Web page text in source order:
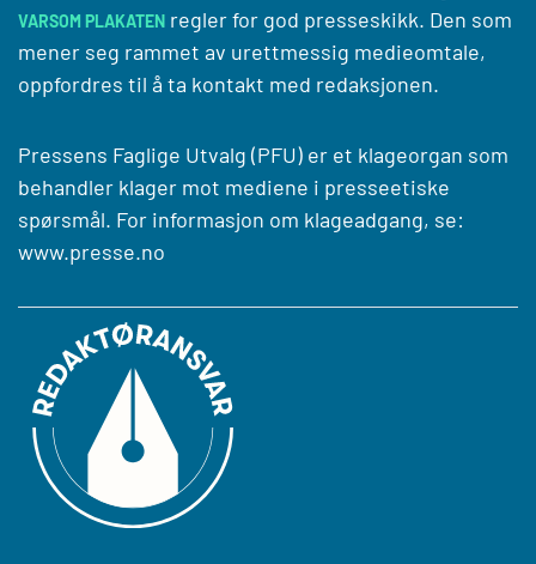
VARSOM PLAKATEN regler for god presseskikk. Den som
mener seg rammet av urettmessig medieomtale,
oppfordres til å ta kontakt med redaksjonen.
Pressens Faglige Utvalg (PFU) er et klageorgan som
behandler klager mot mediene i presseetiske
spørsmål. For informasjon om klageadgang, se:
www.presse.no